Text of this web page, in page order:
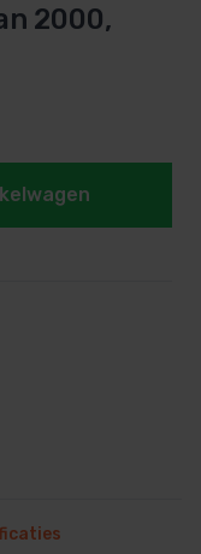
2000,